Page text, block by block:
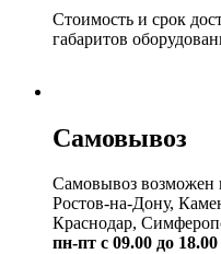
Стоимость и срок
габаритов
Самовывоз
Самовывоз возможен
Ростов-на-Дону,
Краснодар,
пн-пт с 09.00 до 18.00